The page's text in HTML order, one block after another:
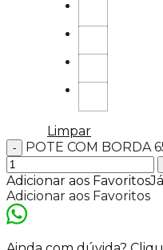
Limpar
POTE COM BORDA
Adicionar aos Favoritos
Adicionar aos Favoritos